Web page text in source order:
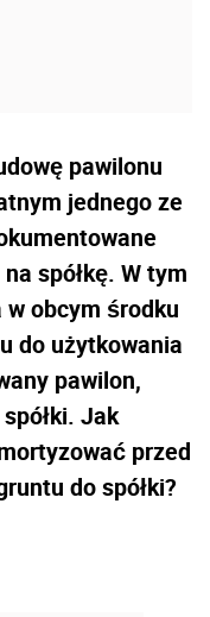
pawilonu
jednego ze
spółkę. W tym
obcym środku
do użytkowania
pawilon,
Jak
przed
do spółki?